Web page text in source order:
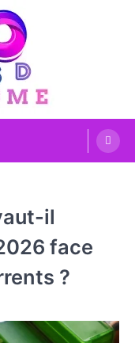
il
face
?